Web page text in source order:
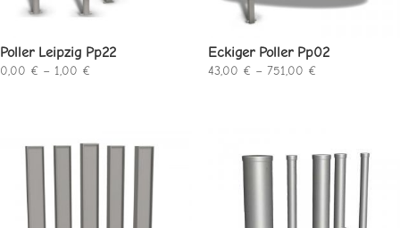
Poller Leipzig Pp22
0,00 € – 1,00 €Preisspanne:
1,00 €
Eckiger Poller Pp02
43,00 € – 751,00 €Preisspanne: